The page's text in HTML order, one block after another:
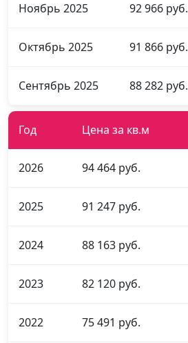
Ноябрь 2025 92 966 руб.
Октябрь 2025 91 866 руб.
Сентябрь 2025 88 282 руб.
Год Цена за кв.м
2026 94 464 руб.
2025 91 247 руб.
2024 88 163 руб.
2023 82 120 руб.
2022 75 491 руб.